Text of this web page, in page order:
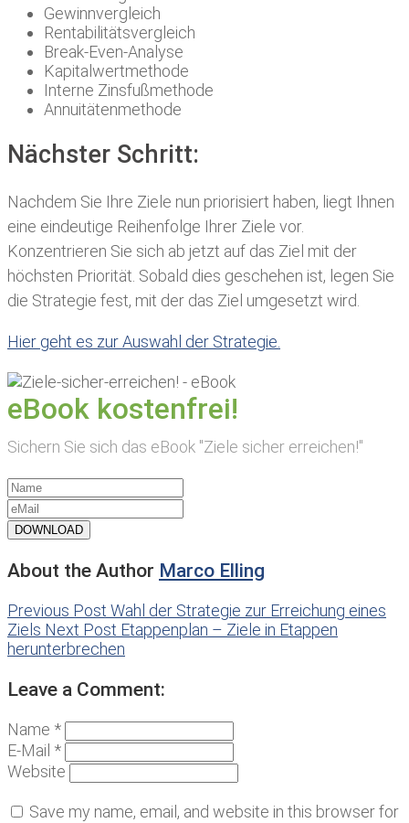
Gewinnvergleich
Rentabilitätsvergleich
Break-Even-Analyse
Kapitalwertmethode
Interne Zinsfußmethode
Annuitätenmethode​
Nächster Schritt:
Nachdem Sie Ihre Ziele nun priorisiert haben, liegt Ihnen
eine eindeutige Reihenfolge Ihrer Ziele vor.
Konzentrieren Sie sich ab jetzt auf das Ziel mit der
höchsten Priorität. Sobald dies geschehen ist, legen Sie
die Strategie fest, mit der das Ziel umgesetzt wird.
Hier geht es zur Auswahl der Strategie.​
eBook kostenfrei!
Sichern Sie sich das eBook "Ziele sicher erreichen!"
DOWNLOAD
About the Author Marco Elling
Previous Post Wahl der Strategie zur Erreichung eines
Ziels Next Post Etappenplan – Ziele in Etappen
herunterbrechen
Leave a Comment:
Name *
E-Mail *
Website
Save my name, email, and website in this browser for